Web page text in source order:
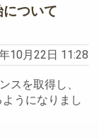
ついて
10月22日 11:28
スを取得し、
うになりまし